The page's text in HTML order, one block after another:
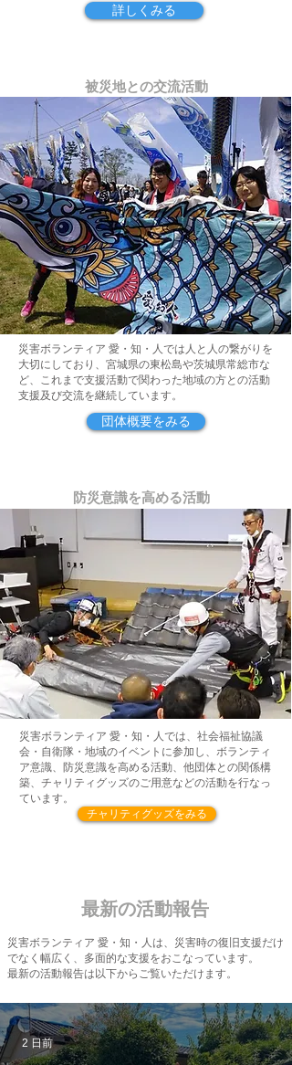
詳しくみる
被災地との交流活動
災害ボランティア 愛・知・人では人と人の繋がりを
大切にしており、宮城県の東松島や茨城県常総市な
ど、これまで支援活動で関わった地域の方との活動
支援及び交流を継続しています。
団体概要をみる
防災意識を高める活動
災害ボランティア 愛・知・人では、社会福祉協議
会・自衛隊・地域のイベントに参加し、ボランティ
ア意識、防災意識を高める活動、他団体との関係構
築、チャリティグッズのご用意などの活動を行なっ
ています。
チャリティグッズをみる
​最新の活動報告
2 日前
災害ボランティア 愛・知・人は、災害時の復旧支援だけ
でなく幅広く、多面的な支援をおこなっています。
最新の活動報告は以下からご覧いただけます。